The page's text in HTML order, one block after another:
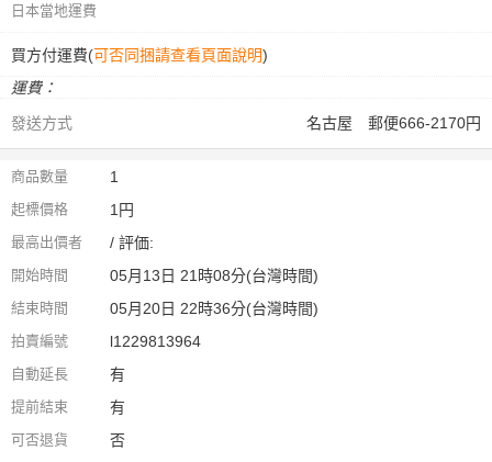
日本當地運費
買方付運費(可否同捆請查看頁面說明)
運費：
發送方式
名古屋 郵便666-2170円
商品數量 1
起標價格 1円
最高出價者 / 評価:
開始時間 05月13日 21時08分(台灣時間)
結束時間 05月20日 22時36分(台灣時間)
拍賣編號 l1229813964
自動延長 有
提前結束 有
可否退貨 否